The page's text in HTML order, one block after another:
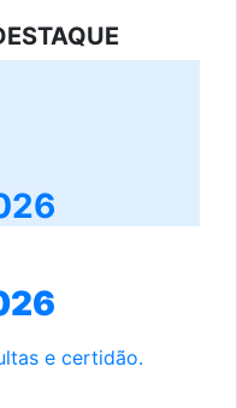
e certidão.